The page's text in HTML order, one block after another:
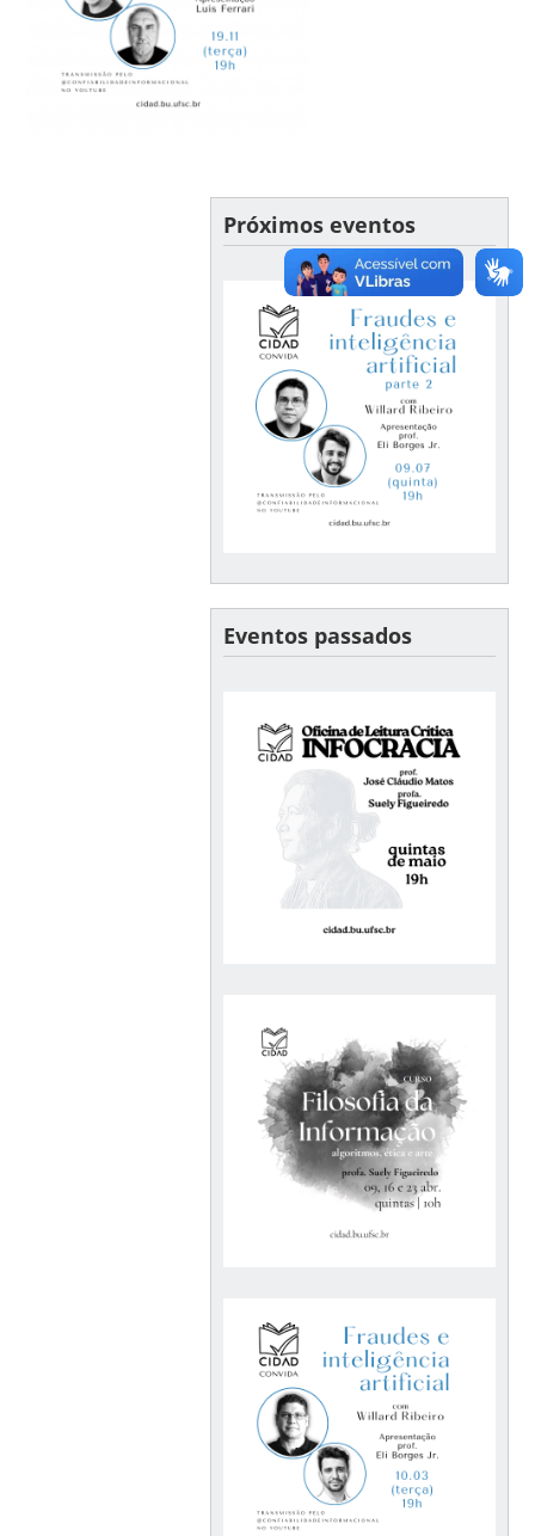
Próximos eventos
Eventos passados